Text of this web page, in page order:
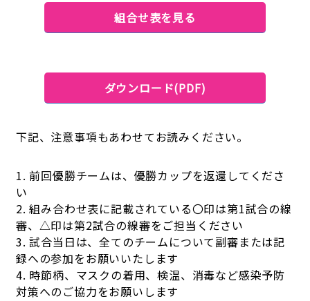
組合せ表を見る
ダウンロード(PDF)
下記、注意事項もあわせてお読みください。
1. 前回優勝チームは、優勝カップを返還してくださ
い
2. 組み合わせ表に記載されている〇印は第1試合の線
審、△印は第2試合の線審をご担当ください
3. 試合当日は、全てのチームについて副審または記
録への参加をお願いいたします
4. 時節柄、マスクの着用、検温、消毒など感染予防
対策へのご協力をお願いします